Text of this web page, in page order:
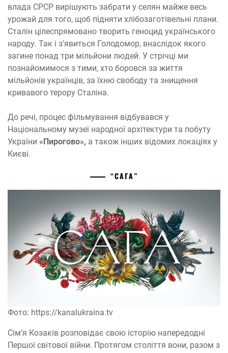
влада СРСР вирішують забрати у селян майже весь
урожай для того, щоб підняти хлібозаготівельні плани.
Сталін цілеспрямовано творить геноцид українського
народу. Так і з’явиться Голодомор, внаслідок якого
загине понад три мільйони людей. У стрічці ми
познайомимося з тими, хто боровся за життя
мільйонів українців, за їхню свободу та знищення
кривавого терору Сталіна.
До речі, процес фільмування відбувався у
Національному музеї народної архітектури та побуту
України «Пирогово», а також інших відомих локаціях у
Києві.
“САГА”
Фото: https://kanalukraina.tv
Сім’я Козаків розповідає свою історію напередодні
Першої світової війни. Протягом століття вони, разом з